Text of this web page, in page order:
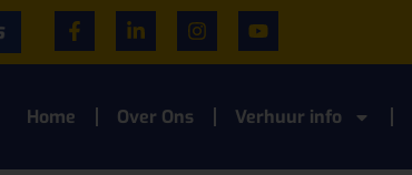
Home Over Ons Verhuur info